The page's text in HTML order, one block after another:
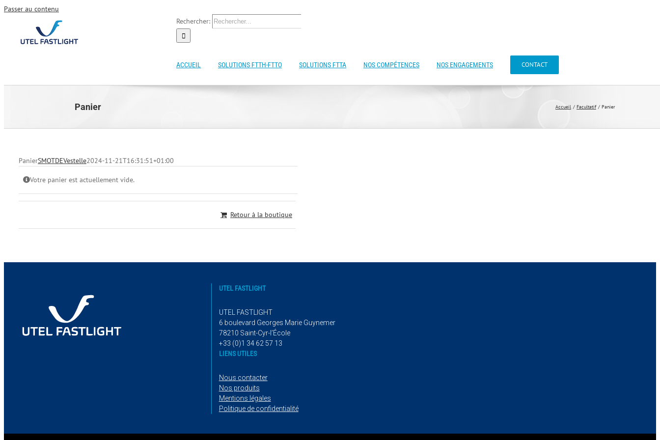
Passer au contenu
Rechercher:
ACCUEIL SOLUTIONS FTTH-FTTO SOLUTIONS FTTA NOS COMPÉTENCES NOS ENGAGEMENTS CONTACT
Panier Accueil Facultatif Panier
PanierSMOTDEVestelle2024-11-21T16:31:51+01:00
Votre panier est actuellement vide.
Retour à la boutique
UTEL FASTLIGHT
UTEL FASTLIGHT
6 boulevard Georges Marie Guynemer
78210 Saint-Cyr-l’École
+33 (0)1 34 62 57 13
LIENS UTILES
Nous contacter
Nos produits
Mentions légales
Politique de confidentialité